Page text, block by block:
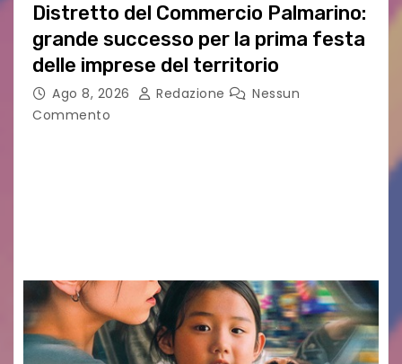
Distretto del Commercio Palmarino:
grande successo per la prima festa
delle imprese del territorio
Ago 8, 2026 Redazione
Nessun
Commento